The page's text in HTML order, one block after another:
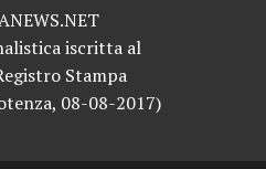
iscritta al
Stampa
08-08-2017)